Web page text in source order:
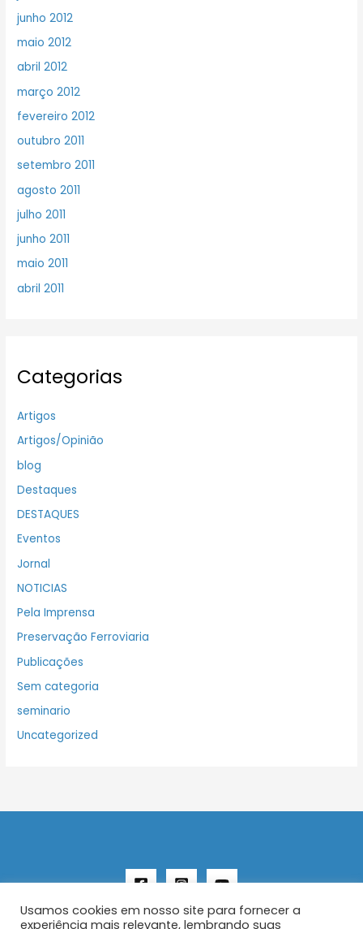
junho 2012
maio 2012
abril 2012
março 2012
fevereiro 2012
outubro 2011
setembro 2011
agosto 2011
julho 2011
junho 2011
maio 2011
abril 2011
Categorias
Artigos
Artigos/Opinião
blog
Destaques
DESTAQUES
Eventos
Jornal
NOTICIAS
Pela Imprensa
Preservação Ferroviaria
Publicações
Sem categoria
seminario
Uncategorized
Usamos cookies em nosso site para fornecer a
experiência mais relevante, lembrando suas